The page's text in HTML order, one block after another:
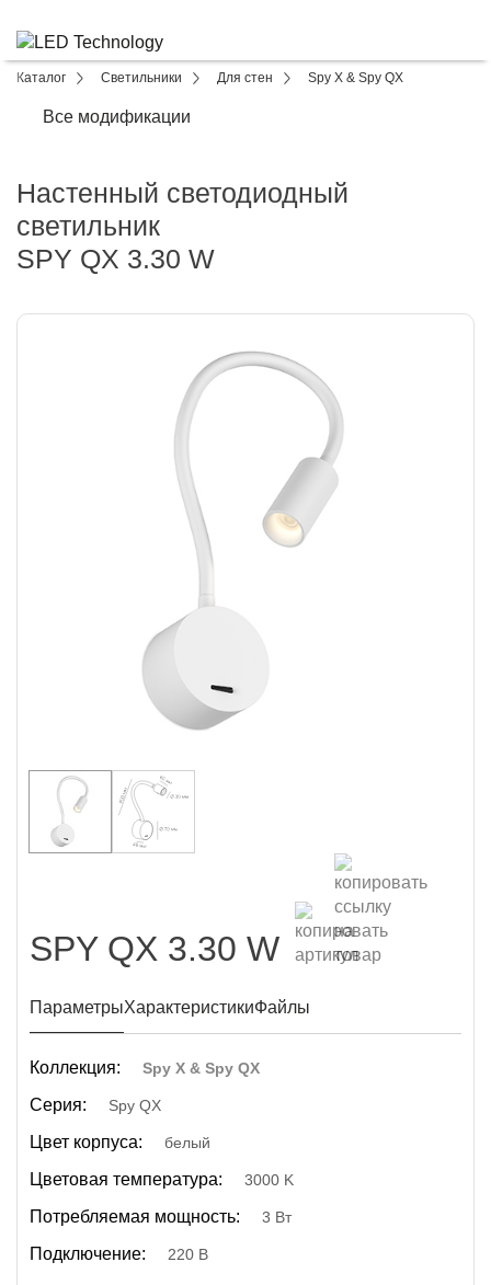
Каталог Светильники Для стен Spy X & Spy QX
Все модификации
Настенный светодиодный
светильник
SPY QX 3.30 W
SPY QX 3.30 W
ПараметрыХарактеристикиФайлы
Коллекция: Spy X & Spy QX
Серия: Spy QX
Цвет корпуса: белый
Цветовая температура: 3000 K
Потребляемая мощность: 3 Вт
Подключение: 220 В